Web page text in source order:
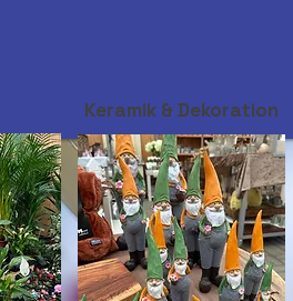
Keramik & Dekoration